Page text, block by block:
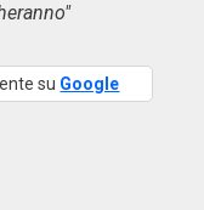
su Google